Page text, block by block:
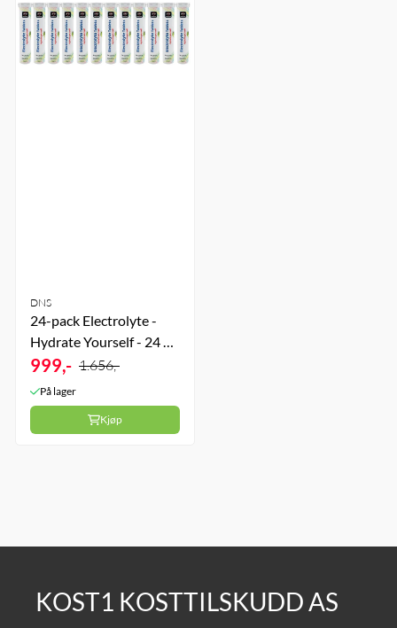
DNS
24-pack Electrolyte -
Hydrate Yourself - 24 x
20 Brusetabletter -
Apple
999,- 1.656,-
På lager
Kjøp
KOST1 KOSTTILSKUDD AS